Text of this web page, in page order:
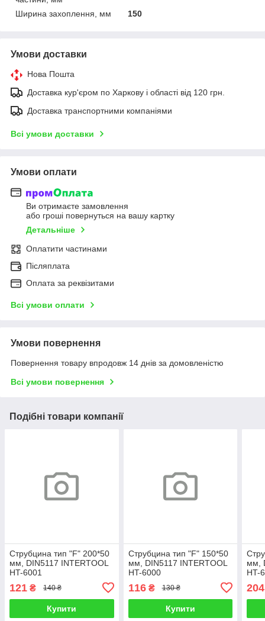
Ширина захоплення, мм 150
Умови доставки
Нова Пошта
Доставка кур'єром по Харкову і області від 120 грн.
Доставка транспортними компаніями
Всі умови доставки
Умови оплати
Ви отримаєте замовлення
або гроші повернуться на вашу картку
Детальніше
Оплатити частинами
Післяплата
Оплата за реквізитами
Всі умови оплати
Умови повернення
Повернення товару впродовж 14 днів за домовленістю
Всі умови повернення
Подібні товари компанії
Струбцина тип "F" 200*50
мм, DIN5117 INTERTOOL
HT-6001
121 ₴ 140 ₴
Купити
Струбцина тип "F" 150*50
мм, DIN5117 INTERTOOL
HT-6000
116₴ 130 ₴
Купити
мм,
HT-
204